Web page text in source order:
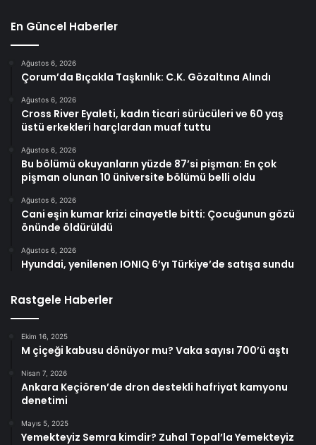
En Güncel Haberler
Ağustos 6, 2026
Çorum’da Bıçakla Taşkınlık: C.K. Gözaltına Alındı
Ağustos 6, 2026
Cross River Eyaleti, kadın ticari sürücüleri ve 60 yaş
üstü erkekleri harçlardan muaf tuttu
Ağustos 6, 2026
Bu bölümü okuyanların yüzde 87’si pişman: En çok
pişman olunan 10 üniversite bölümü belli oldu
Ağustos 6, 2026
Cani eşin kumar krizi cinayetle bitti: Çocuğunun gözü
önünde öldürüldü
Ağustos 6, 2026
Hyundai, yenilenen IONIQ 6’yı Türkiye’de satışa sundu
Rastgele Haberler
Ekim 16, 2025
M çiçeği kabusu dönüyor mu? Vaka sayısı 700’ü aştı
Nisan 7, 2026
Ankara Keçiören’de dron destekli hafriyat kamyonu
denetimi
Mayıs 5, 2025
Yemekteyiz Semra kimdir? Zuhal Topal’la Yemekteyiz